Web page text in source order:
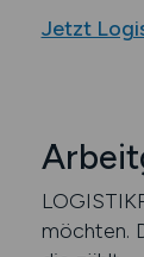
Jetzt
möchten.